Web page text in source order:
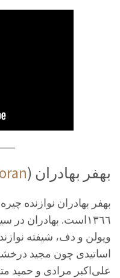
) بهفر بهادران
بهفر بهادران نوازنده
١٣٦٦است. بهادران
ویولن و دف، شیفته
اساتیدی چون مجید
علی‌اکبر مرادی و حمید